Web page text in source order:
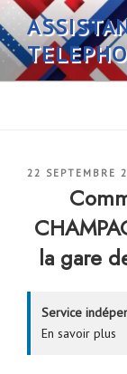
Aller
au
contenu
principal
PUBLIÉ
22 SEPTEMBRE
la gare
Service
En savoir plus